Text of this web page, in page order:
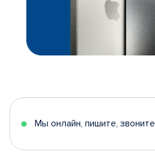
Мы онлайн, пишите, звоните